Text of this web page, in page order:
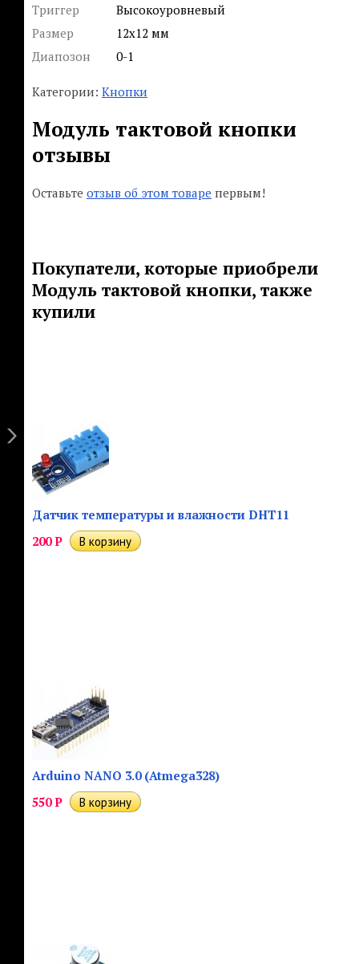
Триггер
Высокоуровневый
Размер
12x12 мм
Диапозон
0-1
Категории: Кнопки
Модуль тактовой кнопки
отзывы
Оставьте отзыв об этом товаре первым!
Покупатели, которые приобрели
Модуль тактовой кнопки, также
купили
Датчик температуры и влажности DHT11
200Р
Arduino NANO 3.0 (Atmega328)
550Р